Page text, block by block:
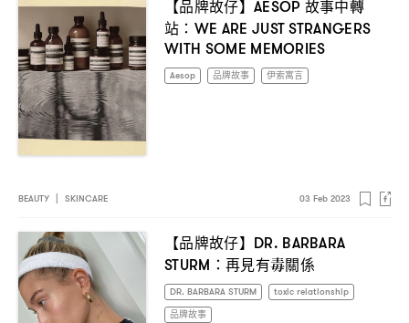
【品牌故仔】 AESOP 故事中轉
站 ：WE ARE JUST STRANGERS
WITH SOME MEMORIES
Aesop 品牌故事 伊索寓言
BEAUTY SKINCARE 03 Feb 2023
【品牌故仔】 DR. BARBARA
STURM： 再見有毒關係
DR. BARBARA STURM
toxic relationship
品牌故事